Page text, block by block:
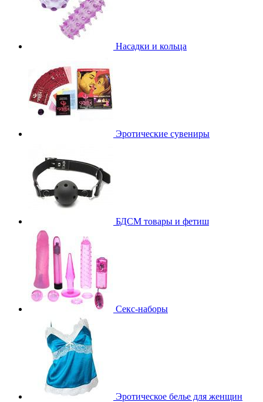
Насадки и кольца
Эротические сувениры
БДСМ товары и фетиш
Секс-наборы
Эротическое белье для женщин